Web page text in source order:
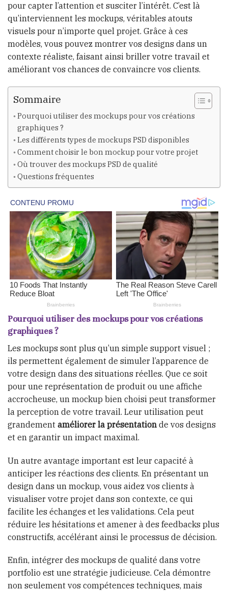
pour capter l’attention et susciter l’intérêt. C’est là
qu’interviennent les mockups, véritables atouts
visuels pour n’importe quel projet. Grâce à ces
modèles, vous pouvez montrer vos designs dans un
contexte réaliste, faisant ainsi briller votre travail et
améliorant vos chances de convaincre vos clients.
Sommaire
Pourquoi utiliser des mockups pour vos créations
graphiques ?
Les différents types de mockups PSD disponibles
Comment choisir le bon mockup pour votre projet
Où trouver des mockups PSD de qualité
Questions fréquentes
Pourquoi utiliser des mockups pour vos créations
graphiques ?
Les mockups sont plus qu’un simple support visuel ;
ils permettent également de simuler l’apparence de
votre design dans des situations réelles. Que ce soit
pour une représentation de produit ou une affiche
accrocheuse, un mockup bien choisi peut transformer
la perception de votre travail. Leur utilisation peut
grandement améliorer la présentation de vos designs
et en garantir un impact maximal.
Un autre avantage important est leur capacité à
anticiper les réactions des clients. En présentant un
design dans un mockup, vous aidez vos clients à
visualiser votre projet dans son contexte, ce qui
facilite les échanges et les validations. Cela peut
réduire les hésitations et amener à des feedbacks plus
constructifs, accélérant ainsi le processus de décision.
Enfin, intégrer des mockups de qualité dans votre
portfolio est une stratégie judicieuse. Cela démontre
non seulement vos compétences techniques, mais